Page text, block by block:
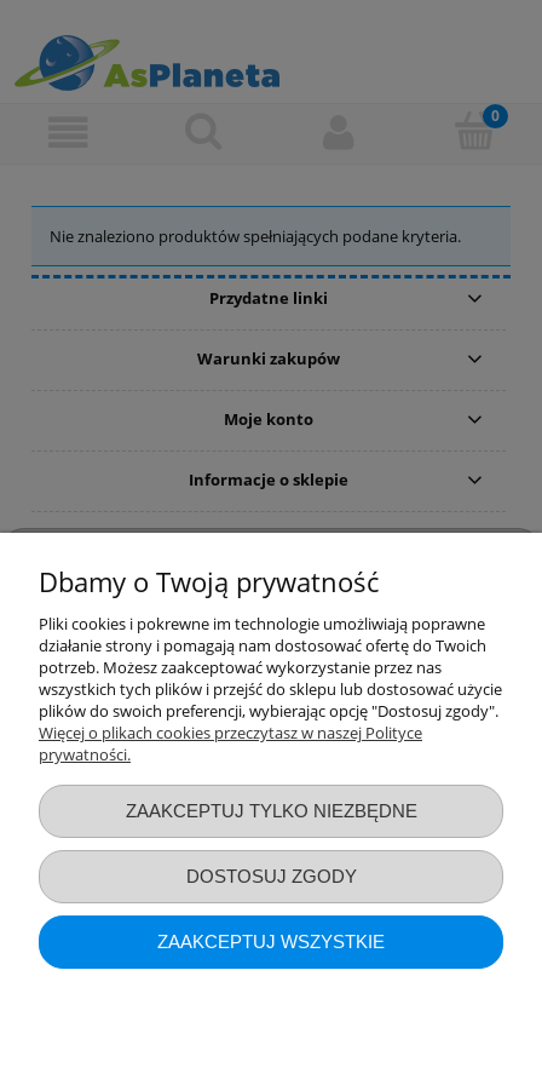
Nie znaleziono produktów spełniających podane kryteria.
Przydatne linki
Warunki zakupów
Moje konto
Informacje o sklepie
Sklep internetowy Shoper.pl
Dbamy o Twoją prywatność
Pliki cookies i pokrewne im technologie umożliwiają poprawne
działanie strony i pomagają nam dostosować ofertę do Twoich
potrzeb. Możesz zaakceptować wykorzystanie przez nas
wszystkich tych plików i przejść do sklepu lub dostosować użycie
plików do swoich preferencji, wybierając opcję "Dostosuj zgody".
Więcej o plikach cookies przeczytasz w naszej Polityce
prywatności.
ZAAKCEPTUJ TYLKO NIEZBĘDNE
DOSTOSUJ ZGODY
ZAAKCEPTUJ WSZYSTKIE